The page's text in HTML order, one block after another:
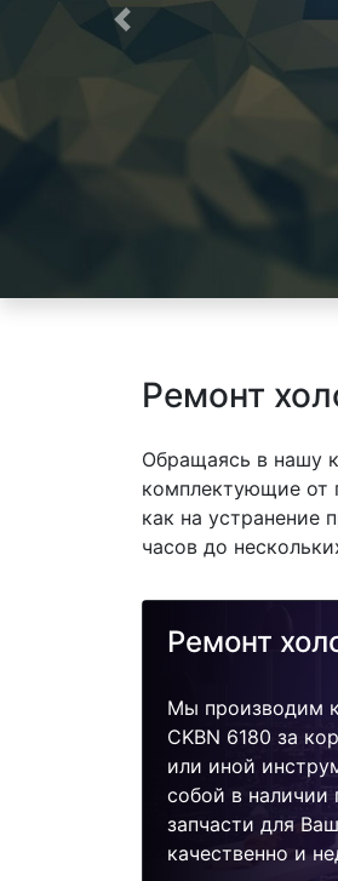
Предыдущая
Ремонт
Обращаясь в нашу
комплектующие от
как на устранение
часов до
Ремонт
Мы производим
CKBN 6180 за
или иной
собой в
запчасти для
качественно и